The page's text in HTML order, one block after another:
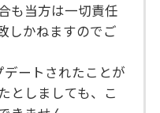
も当方は一切責任
しかねますのでご
ートされたことが
としましても、こ